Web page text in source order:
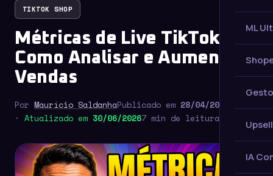
ML
IA
TIKTOK SHOP
Métricas de Live TikTok:
Como Analisar e Aumentar
Vendas
Por Maurício SaldanhaPublicado em 28/04/2026
· Atualizado em 30/06/20267 min de leitura